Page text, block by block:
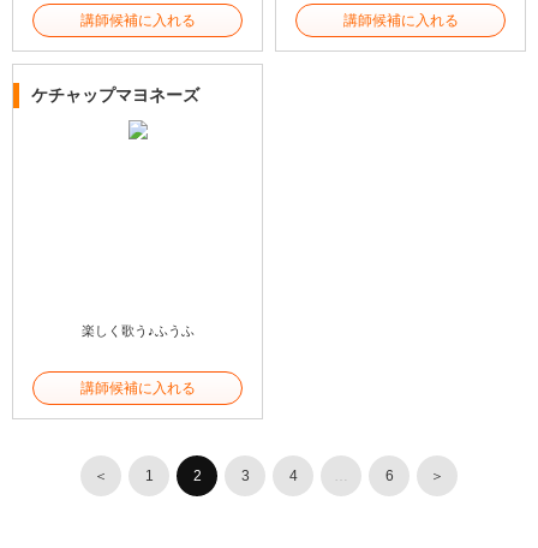
講師候補に入れる 講師候補に入れる
ケチャップマヨネーズ
楽しく歌う♪ふうふ
講師候補に入れる
＜ 1 2 3 4 6 ＞